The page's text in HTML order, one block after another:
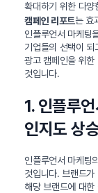
확대하기 위한 다양
캠페인 리포트는 효
인플루언서 마케팅
기업들의 선택이 되
광고 캠페인을 위한
것입니다.
1. 인플루
인지도 상
인플루언서 마케팅
것입니다. 브랜드
해당 브랜드에 대한